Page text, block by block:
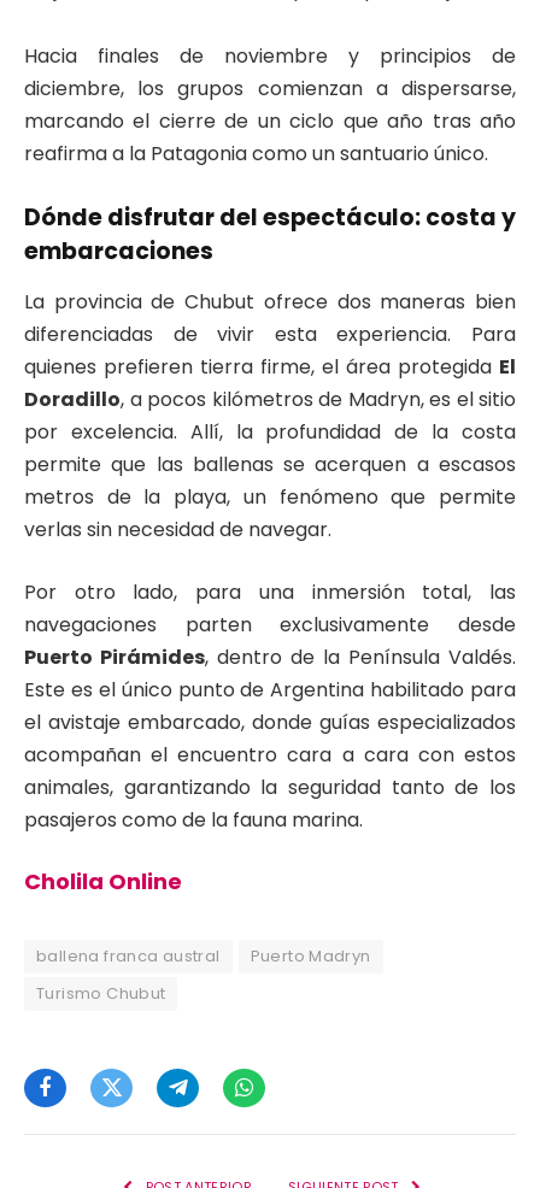
Hacia finales de noviembre y principios de
diciembre, los grupos comienzan a dispersarse,
marcando el cierre de un ciclo que año tras año
reafirma a la Patagonia como un santuario único.
Dónde disfrutar del espectáculo: costa y
embarcaciones
La provincia de Chubut ofrece dos maneras bien
diferenciadas de vivir esta experiencia. Para
quienes prefieren tierra firme, el área protegida El
Doradillo, a pocos kilómetros de Madryn, es el sitio
por excelencia. Allí, la profundidad de la costa
permite que las ballenas se acerquen a escasos
metros de la playa, un fenómeno que permite
verlas sin necesidad de navegar.
Por otro lado, para una inmersión total, las
navegaciones parten exclusivamente desde
Puerto Pirámides, dentro de la Península Valdés.
Este es el único punto de Argentina habilitado para
el avistaje embarcado, donde guías especializados
acompañan el encuentro cara a cara con estos
animales, garantizando la seguridad tanto de los
pasajeros como de la fauna marina.
Cholila Online
ballena franca austral
Puerto Madryn
Turismo Chubut
FacebookTwitterTelegramWhatsApp